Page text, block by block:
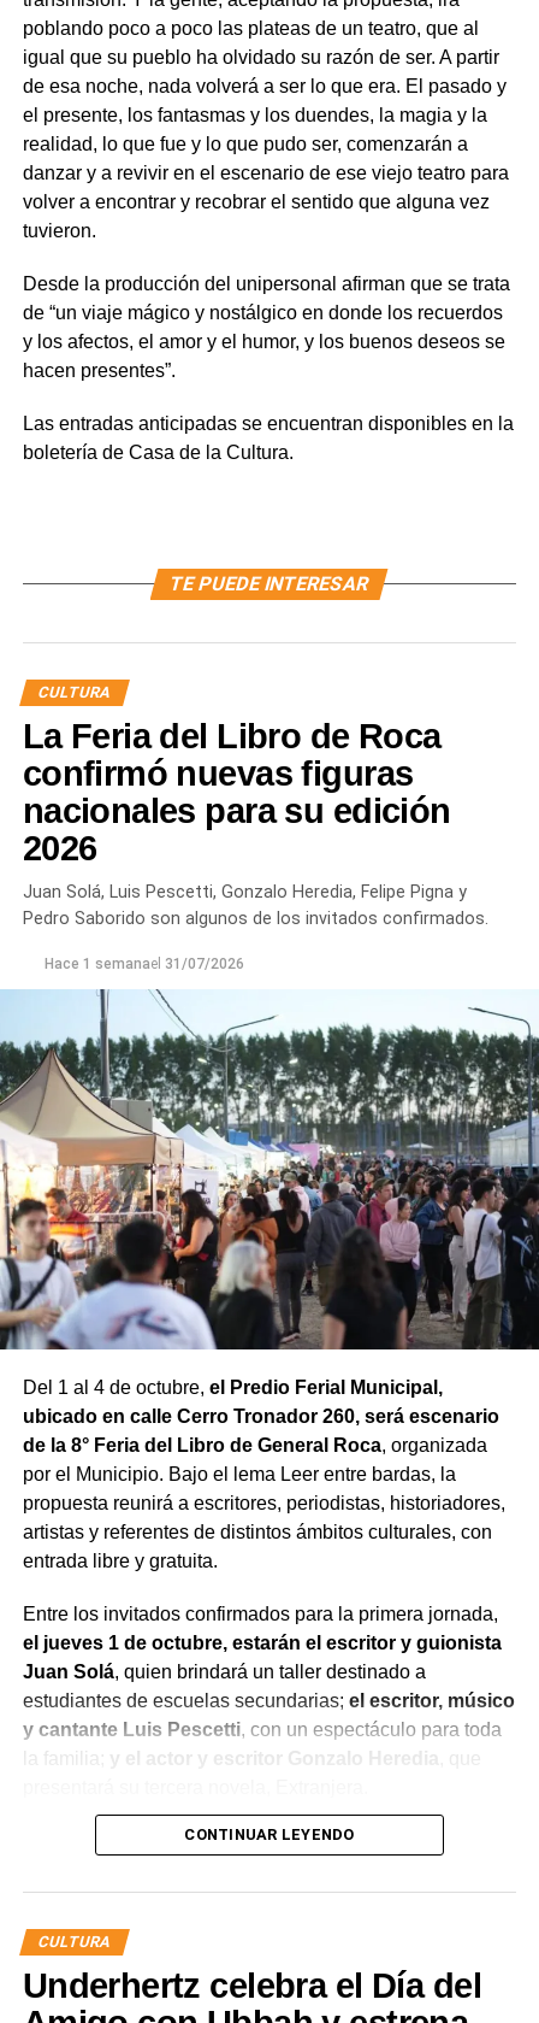
poblando poco a poco las plateas de un teatro, que al
igual que su pueblo ha olvidado su razón de ser. A partir
de esa noche, nada volverá a ser lo que era. El pasado y
el presente, los fantasmas y los duendes, la magia y la
realidad, lo que fue y lo que pudo ser, comenzarán a
danzar y a revivir en el escenario de ese viejo teatro para
volver a encontrar y recobrar el sentido que alguna vez
tuvieron.
Desde la producción del unipersonal afirman que se trata
de “un viaje mágico y nostálgico en donde los recuerdos
y los afectos, el amor y el humor, y los buenos deseos se
hacen presentes”.
Las entradas anticipadas se encuentran disponibles en la
boletería de Casa de la Cultura.
TE PUEDE INTERESAR
CULTURA
La Feria del Libro de Roca
confirmó nuevas figuras
nacionales para su edición
2026
Juan Solá, Luis Pescetti, Gonzalo Heredia, Felipe Pigna y
Pedro Saborido son algunos de los invitados confirmados.
Hace 1 semanael 31/07/2026
Del 1 al 4 de octubre, el Predio Ferial Municipal,
ubicado en calle Cerro Tronador 260, será escenario
de la 8° Feria del Libro de General Roca, organizada
por el Municipio. Bajo el lema Leer entre bardas, la
propuesta reunirá a escritores, periodistas, historiadores,
artistas y referentes de distintos ámbitos culturales, con
entrada libre y gratuita.
Entre los invitados confirmados para la primera jornada,
el jueves 1 de octubre, estarán el escritor y guionista
Juan Solá, quien brindará un taller destinado a
estudiantes de escuelas secundarias; el escritor, músico
y cantante Luis Pescetti, con un espectáculo para toda
la familia;
y el actor y escritor Gonzalo Heredia
El viernes 2 de octubre será el turno de la escritora,
presentará los libros Estafa de la feminidad y Maternidad
¿deseo o mandato?.
participará la periodista y escritora María O’Donnell
con su obra Montoneros, una historia visual.
CONTINUAR LEYENDO
CULTURA
Underhertz celebra el Día del